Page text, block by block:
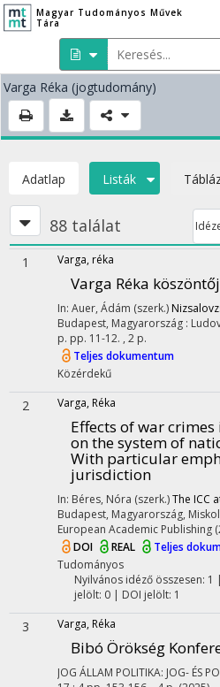
Magyar Tudományos Művek
Tára
Varga Réka (jogtudomány)
Adatlap Listák
88 találat
1 Varga, réka
Varga Réka
In: Auer, Ádám (szerk.)
Budapest, Magyarország :
p. pp. 11-12. , 2 p.
Teljes dokumentum
Közérdekű
2 Varga, Réka
Effects of war
on the system of
With particular
jurisdiction
In: Béres, Nóra (szerk.)The ICC
Budapest, Magyarország,
European Academic Publishing
DOI
REAL
Teljes
Tudományos
Nyilvános idéző összesen: 1
jelölt: 0 | DOI jelölt: 1
3 Varga, Réka
Bibó Örökség
JOG ÁLLAM POLITIKA: JOG- ÉS